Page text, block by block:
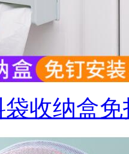
收纳盒